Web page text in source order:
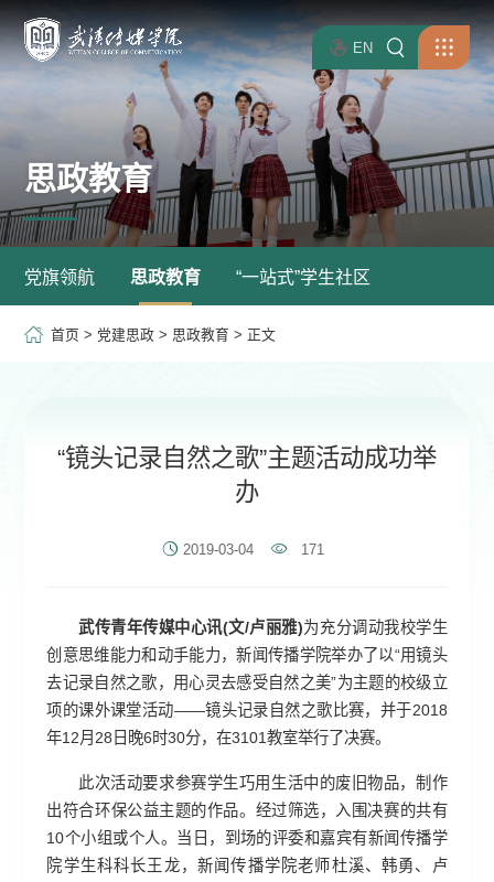
EN
思政教育
党旗领航 思政教育 “一站式”学生社区
首页 > 党建思政 > 思政教育 > 正文
“镜头记录自然之歌”主题活动成功举
办
2019-03-04 171
武传青年传媒中心讯(文/卢丽雅)为充分调动我校学生
创意思维能力和动手能力，新闻传播学院举办了以“用镜头
去记录自然之歌，用心灵去感受自然之美”为主题的校级立
项的课外课堂活动——镜头记录自然之歌比赛，并于2018
年12月28日晚6时30分，在3101教室举行了决赛。
此次活动要求参赛学生巧用生活中的废旧物品，制作
出符合环保公益主题的作品。经过筛选，入围决赛的共有
10个小组或个人。当日，到场的评委和嘉宾有新闻传播学
院学生科科长王龙，新闻传播学院老师杜溪、韩勇、卢